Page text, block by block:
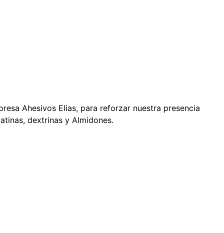
Ahesivos Elias, para reforzar nuestra presencia
dextrinas y Almidones.